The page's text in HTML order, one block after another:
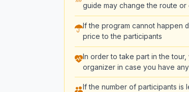
guide may change the route
If the program cannot happen
price to the participants
In order to take part in the
organizer in case you have
If the number of participants is